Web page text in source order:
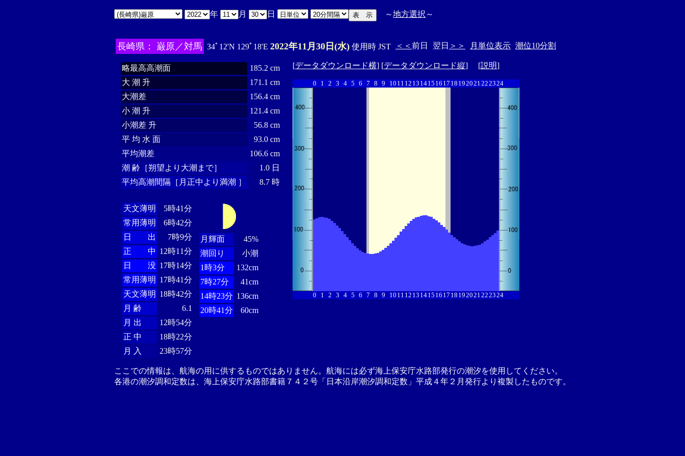
年 月 日 ～地方選択 ～
長崎県： 巌原／対馬 34ﾟ12'N 129ﾟ18'E 2022年11月30日(水) 使用時 JST ＜＜ 前日 翌日 ＞＞ 月単位表示 潮位10分割
略最高高潮面
185.2 cm
大 潮 升
171.1 cm
大潮差
156.4 cm
小 潮 升
121.4 cm
小潮差 升
56.8 cm
平 均 水 面
93.0 cm
平均潮差
106.6 cm
潮 齢［朔望より大潮まで］
1.0 日
平均高潮間隔［月正中より満潮 ］
8.7 時
天文薄明
5時41分
常用薄明
6時42分
日 出
7時9分
正 中 12時11分
日 没 17時14分
常用薄明 17時41分
天文薄明 18時42分
月 齢
6.1
月 出
12時54分
正 中
18時22分
月 入
23時57分
月輝面
45%
潮回り
小潮
1時3分
132cm
7時27分
41cm
14時23分 136cm
20時41分
60cm
[データダウンロード横] [データダウンロード縦] [説明]
0 1 2 3 4 5 6 7 8 9 10 11 12 13 1415 16 17 18 192021222324
0 1 2 3 4 5 6 7 8 9 10 11 12 13 1415 16 17 18 192021222324
ここでの情報は、航海の用に供するものではありません。航海には必ず海上保安庁水路部発行の潮汐を使用してください。
各港の潮汐調和定数は、海上保安庁水路部書籍７４２号「日本沿岸潮汐調和定数」平成４年２月発行より複製したものです。